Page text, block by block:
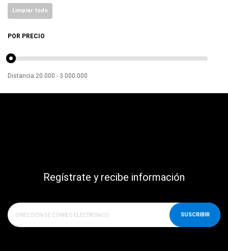
Limpiar todo
POR PRECIO
Distancia 20.000 - 3.000.000
Regístrate y recibe información
SUSCRIBIR